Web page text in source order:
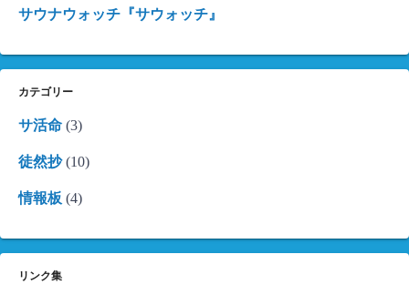
サウナウォッチ『サウォッチ』
カテゴリー
サ活命 (3)
徒然抄(10)
情報板 (4)
リンク集